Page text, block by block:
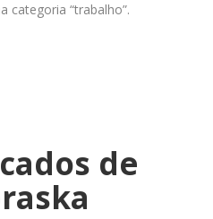
categoria “trabalho”.
de